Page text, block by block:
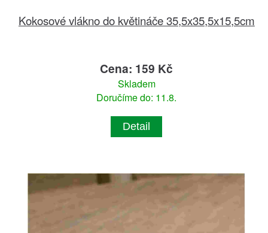
Kokosové vlákno do květináče 35,5x35,5x15,5cm
Cena: 159 Kč
Skladem
Doručíme do: 11.8.
Detail